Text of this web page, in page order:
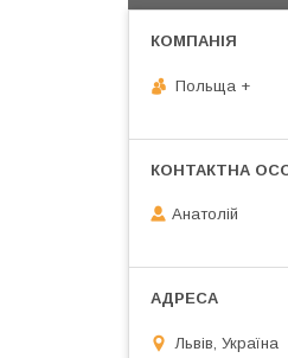
Польща +
Анатолій
Львів, Україна